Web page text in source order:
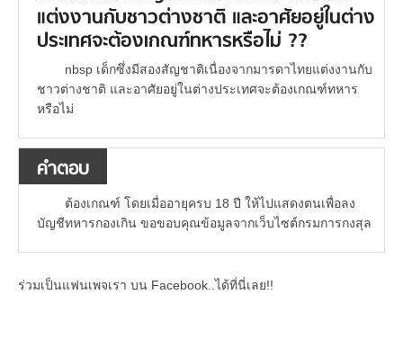
แต่งงานกับชาวต่างชาติ และอาศัยอยู่ในต่าง
ประเทศจะต้องเกณฑ์ทหารหรือไม่ ??
nbsp เด็กซึ่งมีสองสัญชาติเนื่องจากมารดาไทยแต่งงานกับ
ชาวต่างชาติ และอาศัยอยู่ในต่างประเทศจะต้องเกณฑ์ทหาร
หรือไม่
คำตอบ
ต้องเกณฑ์ โดยเมื่ออายุครบ 18 ปี ให้ไปแสดงตนเพื่อลง
บัญชีทหารกองเกิน ขอขอบคุณข้อมูลจากเว็บไซต์กรมการกงสุล
ร่วมเป็นแฟนเพจเรา บน Facebook..ได้ที่นี่เลย!!